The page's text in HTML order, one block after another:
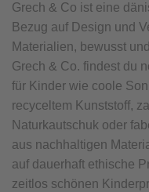
Grech & Co ist eine
Bezug auf Design und
Materialien, bewusst
Grech & Co. findest du
für Kinder wie coole
recyceltem Kunststoff,
Naturkautschuk oder
aus nachhaltigen
auf dauerhaft ethische
zeitlos schönen